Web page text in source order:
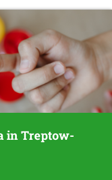
in Treptow-